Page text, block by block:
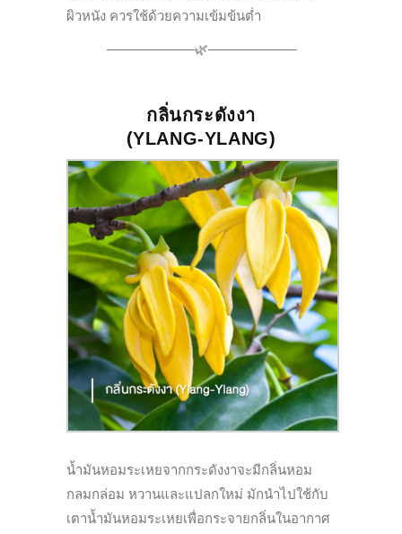
ผิวหนัง ควรใช้ด้วยความเข้มข้นต่ำ
——————–🌿——————–
กลิ่นกระดังงา
(YLANG-YLANG)
น้ำมันหอมระเหยจากกระดังงาจะมีกลิ่นหอม
กลมกล่อม หวานและแปลกใหม่ มักนำไปใช้กับ
เตาน้ำมันหอมระเหยเพื่อกระจายกลิ่นในอากาศ